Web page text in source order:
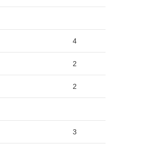
4
2
2
3